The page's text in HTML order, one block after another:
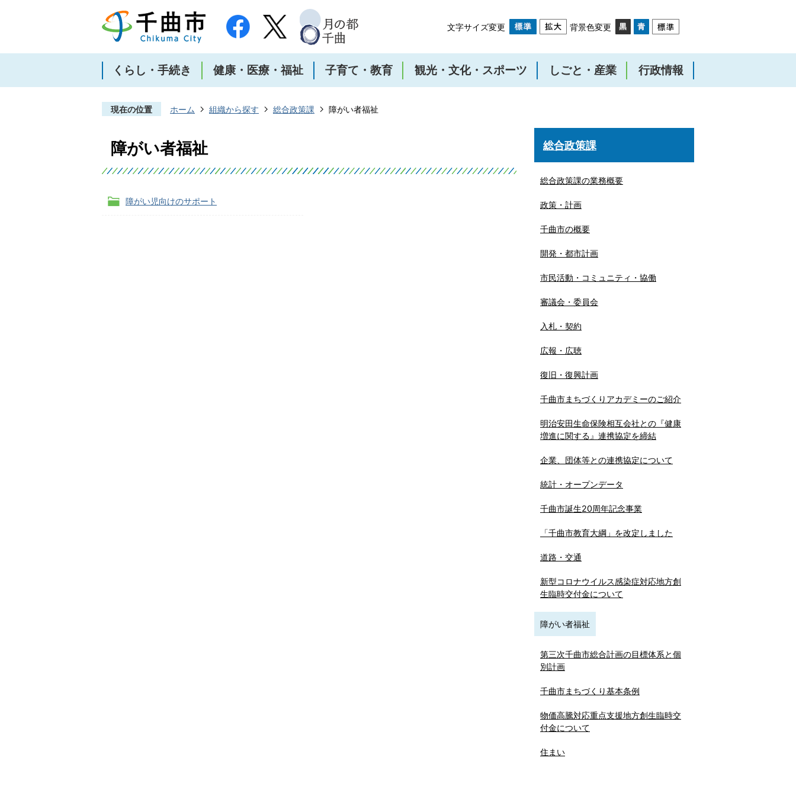
文字サイズ変更 背景色変更
くらし・手続き 健康・医療・福祉 子育て・教育 観光・文化・スポーツ しごと・産業 行政情報
現在の位置 ホーム 組織から探す 総合政策課 障がい者福祉
障がい者福祉
障がい児向けのサポート
総合政策課
総合政策課の業務概要
政策・計画
千曲市の概要
開発・都市計画
市民活動・コミュニティ・協働
審議会・委員会
入札・契約
広報・広聴
復旧・復興計画
千曲市まちづくりアカデミーのご紹介
明治安田生命保険相互会社との『健康
増進に関する』連携協定を締結
企業、団体等との連携協定について
統計・オープンデータ
千曲市誕生20周年記念事業
「千曲市教育大綱」を改定しました
道路・交通
新型コロナウイルス感染症対応地方創
生臨時交付金について
障がい者福祉
第三次千曲市総合計画の目標体系と個
別計画
千曲市まちづくり基本条例
物価高騰対応重点支援地方創生臨時交
付金について
住まい